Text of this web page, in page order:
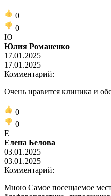
0
0
Ю
Юлия Романенко
17.01.2025
17.01.2025
Комментарий:
Очень нравится клиника и
0
0
Е
Елена Белова
03.01.2025
03.01.2025
Комментарий:
Мною Самое посещаемое